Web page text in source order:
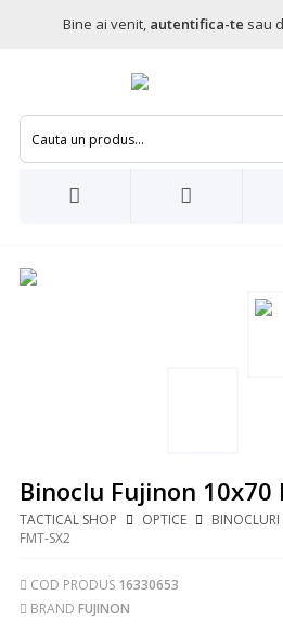
Bine ai venit, autentifica-te sau
Binoclu Fujinon 10x70
TACTICAL SHOP OPTICE BINOCLURI
FMT-SX2
COD PRODUS 16330653
BRAND FUJINON